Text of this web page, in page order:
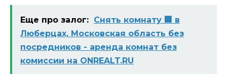
Еще про залог: Снять комнату 🏢 в
Люберцах, Московская область без
посредников - аренда комнат без
комиссии на ONREALT.RU